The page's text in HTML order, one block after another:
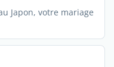
Japon, votre mariage